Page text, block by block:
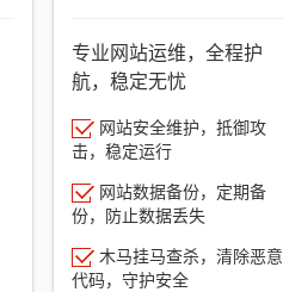
专业网站运维，全程护
航，稳定无忧
网站安全维护，抵御攻
击，稳定运行
网站数据备份，定期备
份，防止数据丢失
木马挂马查杀，清除恶意
代码，守护安全